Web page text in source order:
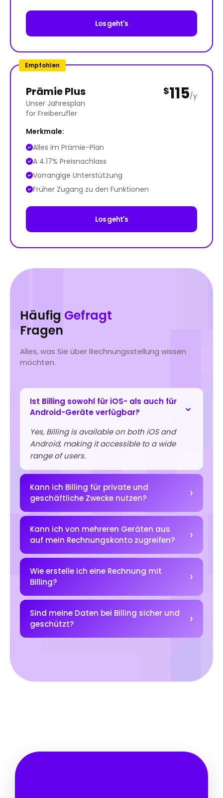
Los geht's
Empfohlen
Prämie Plus
Unser Jahresplan
for Freiberufler
$115/y
Merkmale:
Alles im Prämie-Plan
A 4.17% Preisnachlass
Vorrangige Unterstützung
Früher Zugang zu den Funktionen
Los geht's
Häufig Gefragt
Fragen
Alles, was Sie über Rechnungsstellung wissen
möchten.
Ist Billing sowohl für iOS- als auch für
Android-Geräte verfügbar?
Yes, Billing is available on both iOS and
Android, making it accessible to a wide
range of users.
Kann ich Billing für private und
geschäftliche Zwecke nutzen?
Kann ich von mehreren Geräten aus
auf mein Rechnungskonto zugreifen?
Wie erstelle ich eine Rechnung mit
Billing?
Sind meine Daten bei Billing sicher und
geschützt?